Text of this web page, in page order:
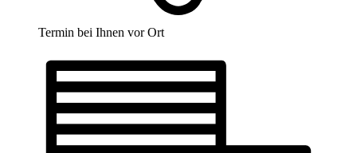
Termin bei Ihnen vor Ort